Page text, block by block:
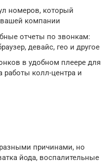
номеров, который
компании
отчеты по звонкам:
девайс, гео и другое
в удобном плеере для
работы колл-центра и
причинами, но
йода, воспалительные